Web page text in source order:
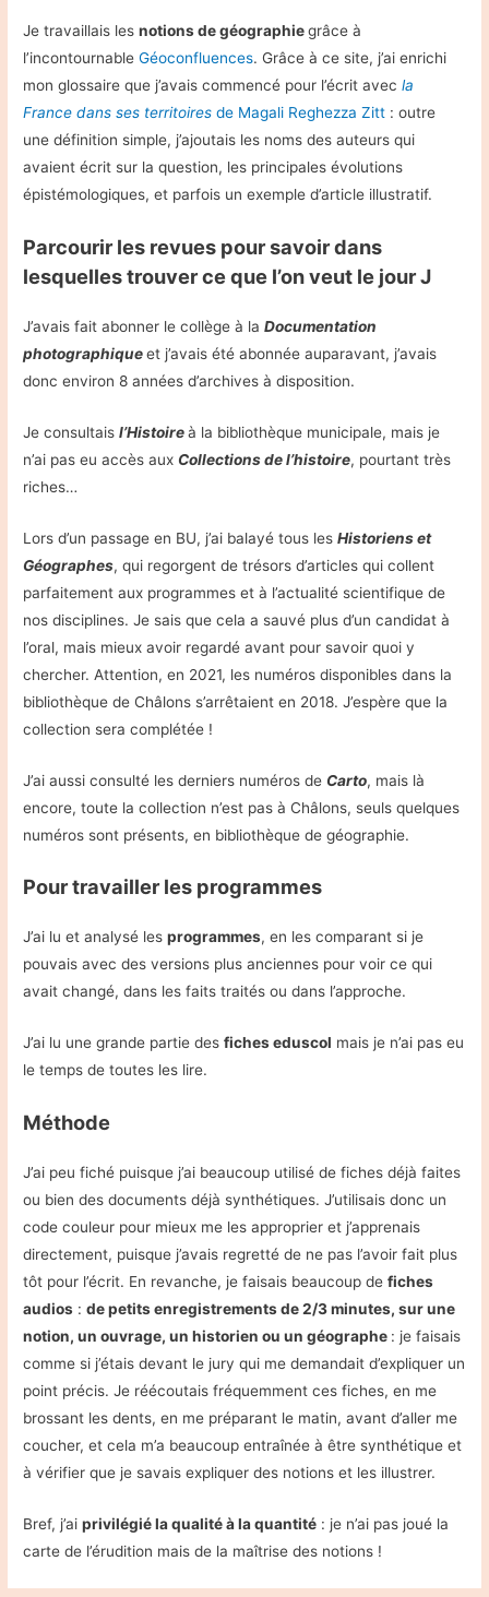
Je travaillais lesnotions de géographiegrâce à
l’incontournableGéoconfluences. Grâce à ce site, j’ai enrichi
mon glossaire que j’avais commencé pour l’écrit avecla
France dans ses territoires de Magali Reghezza Zitt : outre
une définition simple, j’ajoutais les noms des auteurs qui
avaient écrit sur la question, les principales évolutions
épistémologiques, et parfois un exemple d’article illustratif.
Parcourir les revues pour savoir dans
lesquelles trouver ce que l’on veut le jour J
J’avais fait abonner le collège à laDocumentation
photographiqueet j’avais été abonnée auparavant, j’avais
donc environ 8 années d’archives à disposition.
Je consultaisl’Histoireà la bibliothèque municipale, mais je
n’ai pas eu accès aux Collections de l’histoire, pourtant très
riches…
Lors d’un passage en BU, j’ai balayé tous lesHistoriens et
Géographes, qui regorgent de trésors d’articles qui collent
parfaitement aux programmes et à l’actualité scientifique de
nos disciplines. Je sais que cela a sauvé plus d’un candidat à
l’oral, mais mieux avoir regardé avant pour savoir quoi y
chercher. Attention, en 2021, les numéros disponibles dans la
bibliothèque de Châlons s’arrêtaient en 2018. J’espère que la
collection sera complétée !
J’ai aussi consulté les derniers numéros de Carto, mais là
encore, toute la collection n’est pas à Châlons, seuls quelques
numéros sont présents, en bibliothèque de géographie.
Pour travailler les programmes
J’ai lu et analysé lesprogrammes, en les comparant si je
pouvais avec des versions plus anciennes pour voir ce qui
avait changé, dans les faits traités ou dans l’approche.
J’ai lu une grande partie desfiches eduscol mais je n’ai pas eu
le temps de toutes les lire.
Méthode
J’ai peu fiché puisque j’ai beaucoup utilisé de fiches déjà faites
ou bien des documents déjà synthétiques. J’utilisais donc un
code couleur pour mieux me les approprier et j’apprenais
directement, puisque j’avais regretté de ne pas l’avoir fait plus
tôt pour l’écrit. En revanche, je faisais beaucoup defiches
audios :de petits enregistrements de 2/3 minutes, sur une
notion, un ouvrage, un historien ou un géographe : je faisais
comme si j’étais devant le jury qui me demandait d’expliquer un
point précis. Je réécoutais fréquemment ces fiches, en me
brossant les dents, en me préparant le matin, avant d’aller me
coucher, et cela m’a beaucoup entraînée à être synthétique et
à vérifier que je savais expliquer des notions et les illustrer.
Bref, j’aiprivilégié la qualité à la quantité : je n’ai pas joué la
carte de l’érudition mais de la maîtrise des notions !